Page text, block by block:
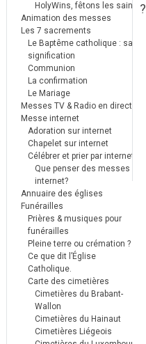
HolyWins, fêtons les saints !
Animation des messes
Les 7 sacrements
Le Baptême catholique : sa
signification
Communion
La confirmation
Le Mariage
Messes TV & Radio en direct
Messe internet
Adoration sur internet
Chapelet sur internet
Célébrer et prier par internet
Que penser des messes
internet?
Annuaire des églises
Funérailles
Prières & musiques pour
funérailles
Pleine terre ou crémation ?
Ce que dit l’Église
Catholique.
Carte des cimetières
Cimetières du Brabant-
Wallon
Cimetières du Hainaut
Cimetières Liégeois
?